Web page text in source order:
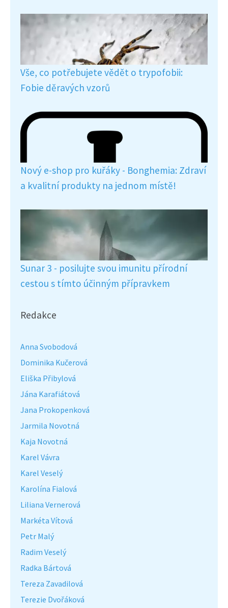
Vše, co potřebujete vědět o trypofobii:
Fobie děravých vzorů
Nový e-shop pro kuřáky - Bonghemia: Zdraví
a kvalitní produkty na jednom místě!
Sunar 3 - posilujte svou imunitu přírodní
cestou s tímto účinným přípravkem
Redakce
Anna Svobodová
Dominika Kučerová
Eliška Přibylová
Jána Karafiátová
Jana Prokopenková
Jarmila Novotná
Kaja Novotná
Karel Vávra
Karel Veselý
Karolína Fialová
Liliana Vernerová
Markéta Vítová
Petr Malý
Radim Veselý
Radka Bártová
Tereza Zavadilová
Terezie Dvořáková